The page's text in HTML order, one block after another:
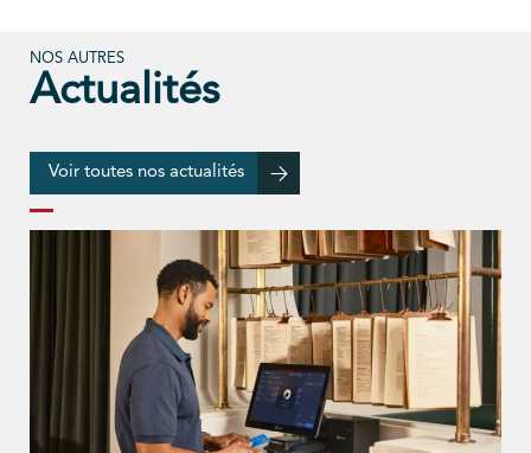
NOS AUTRES
Actualités
Voir toutes nos actualités